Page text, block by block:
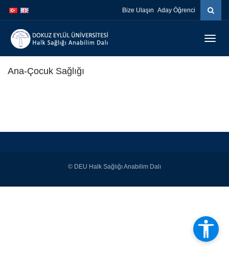
atla
atla
Bize Ulaşın Aday Öğrenci
Ana-Çocuk Sağlığı
© DEU Halk Sağlığı Anabilim Dalı